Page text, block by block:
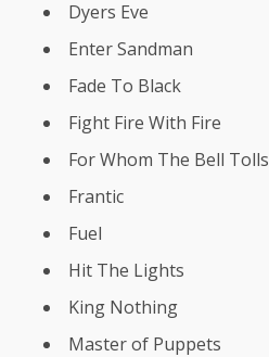
Dyers Eve
Enter Sandman
Fade To Black
Fight Fire With Fire
For Whom The Bell Tolls
Frantic
Fuel
Hit The Lights
King Nothing
Master of Puppets